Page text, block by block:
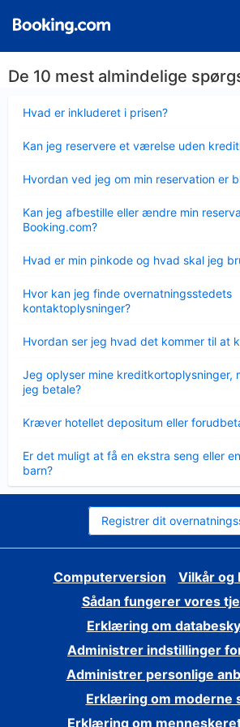
De 10 mest almindelige
Hvad er inkluderet i prisen?
Kan jeg reservere et værelse uden
Hvordan ved jeg om min reservation er
Kan jeg afbestille eller ændre min
Booking.com?
Hvad er min pinkode og hvad skal jeg
Hvor kan jeg finde overnatningsstedets
kontaktoplysninger?
Hvordan ser jeg hvad det kommer til at
Jeg oplyser mine kreditkortoplysninger,
jeg betale?
Kræver hotellet depositum eller
Er det muligt at få en ekstra seng eller
barn?
Registrer dit
Computerversion
Vilkår og
Sådan fungerer vores
Erklæring om
Administrer indstillinger
Administrer personlige
Erklæring om moderne
Erklæring om